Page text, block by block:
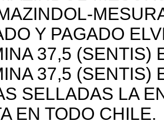
Y PAGADO
37,5 (SENTIS)
37,5 (SENTIS)
SELLADAS LA
EN TODO CHILE.